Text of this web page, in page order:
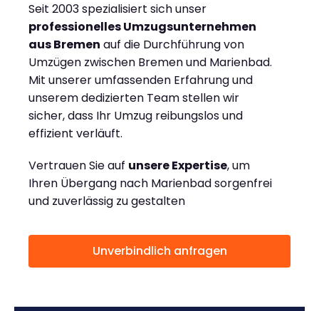
Seit 2003 spezialisiert sich unser
professionelles Umzugsunternehmen
aus Bremen auf die Durchführung von
Umzügen zwischen Bremen und Marienbad.
Mit unserer umfassenden Erfahrung und
unserem dedizierten Team stellen wir
sicher, dass Ihr Umzug reibungslos und
effizient verläuft.
Vertrauen Sie auf unsere Expertise, um
Ihren Übergang nach Marienbad sorgenfrei
und zuverlässig zu gestalten
Unverbindlich anfragen